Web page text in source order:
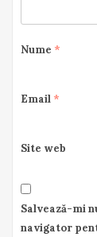
Nume *
Email *
Site web
Salvează-mi
navigator